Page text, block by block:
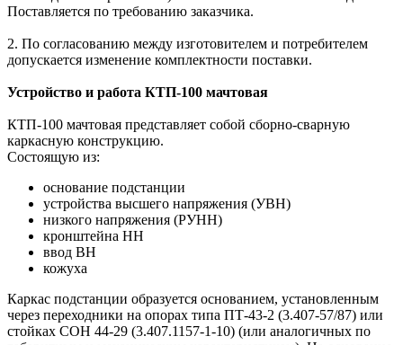
Поставляется по требованию заказчика.
2. По согласованию между изготовителем и потребителем
допускается изменение комплектности поставки.
Устройство и работа КТП-100 мачтовая
КТП-100 мачтовая представляет собой сборно-сварную
каркасную конструкцию.
Состоящую из:
основание подстанции
устройства высшего напряжения (УВН)
низкого напряжения (РУНН)
кронштейна НН
ввод ВН
кожуха
Каркас подстанции образуется основанием, установленным
через переходники на опорах типа ПТ-43-2 (3.407-57/87) или
стойках СОН 44-29 (3.407.1157-1-10) (или аналогичных по